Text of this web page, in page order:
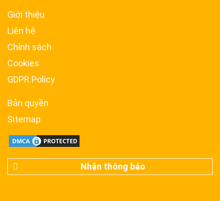
Giới thiệu
Liên hệ
Chính sách
Cookies
GDPR Policy
Bản quyền
Sitemap
Nhận thông báo